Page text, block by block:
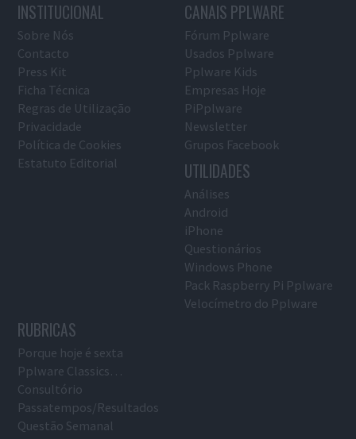
INSTITUCIONAL
Sobre Nós
Contacto
Press Kit
Ficha Técnica
Regras de Utilização
Privacidade
Política de Cookies
Estatuto Editorial
CANAIS PPLWARE
Fórum Pplware
Usados Pplware
Pplware Kids
Empresas Hoje
PiPplware
Newsletter
Grupos Facebook
UTILIDADES
Análises
Android
iPhone
Questionários
Windows Phone
Pack Raspberry Pi Pplware
Velocímetro do Pplware
RUBRICAS
Porque hoje é sexta
Pplware Classics…
Consultório
Passatempos/Resultados
Questão Semanal